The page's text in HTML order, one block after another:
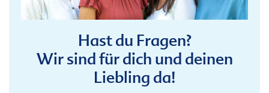
Hast du Fragen?
Wir sind für dich und deinen
Liebling da!